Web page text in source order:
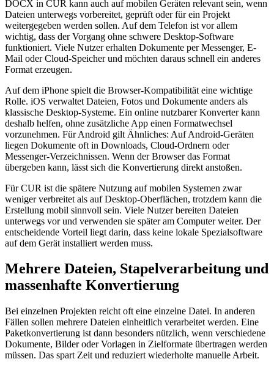
DOCX in CUR kann auch auf mobilen Geräten relevant sein, wenn
Dateien unterwegs vorbereitet, geprüft oder für ein Projekt
weitergegeben werden sollen. Auf dem Telefon ist vor allem
wichtig, dass der Vorgang ohne schwere Desktop-Software
funktioniert. Viele Nutzer erhalten Dokumente per Messenger, E-
Mail oder Cloud-Speicher und möchten daraus schnell ein anderes
Format erzeugen.
Auf dem iPhone spielt die Browser-Kompatibilität eine wichtige
Rolle. iOS verwaltet Dateien, Fotos und Dokumente anders als
klassische Desktop-Systeme. Ein online nutzbarer Konverter kann
deshalb helfen, ohne zusätzliche App einen Formatwechsel
vorzunehmen. Für Android gilt Ähnliches: Auf Android-Geräten
liegen Dokumente oft in Downloads, Cloud-Ordnern oder
Messenger-Verzeichnissen. Wenn der Browser das Format
übergeben kann, lässt sich die Konvertierung direkt anstoßen.
Für CUR ist die spätere Nutzung auf mobilen Systemen zwar
weniger verbreitet als auf Desktop-Oberflächen, trotzdem kann die
Erstellung mobil sinnvoll sein. Viele Nutzer bereiten Dateien
unterwegs vor und verwenden sie später am Computer weiter. Der
entscheidende Vorteil liegt darin, dass keine lokale Spezialsoftware
auf dem Gerät installiert werden muss.
Mehrere Dateien, Stapelverarbeitung und
massenhafte Konvertierung
Bei einzelnen Projekten reicht oft eine einzelne Datei. In anderen
Fällen sollen mehrere Dateien einheitlich verarbeitet werden. Eine
Paketkonvertierung ist dann besonders nützlich, wenn verschiedene
Dokumente, Bilder oder Vorlagen in Zielformate übertragen werden
müssen. Das spart Zeit und reduziert wiederholte manuelle Arbeit.